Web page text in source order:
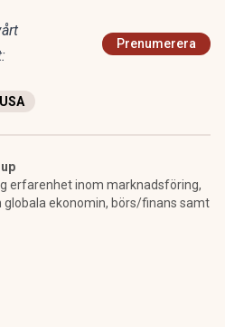
Prenumerera
USA
erfarenhet inom marknadsföring,
globala ekonomin, börs/finans samt